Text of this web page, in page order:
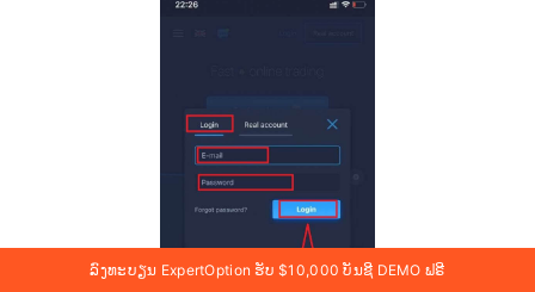
ລົງທະບຽນ ExpertOption ຮັບ $10,000 ບັນຊີ DEMO ຟຣີ